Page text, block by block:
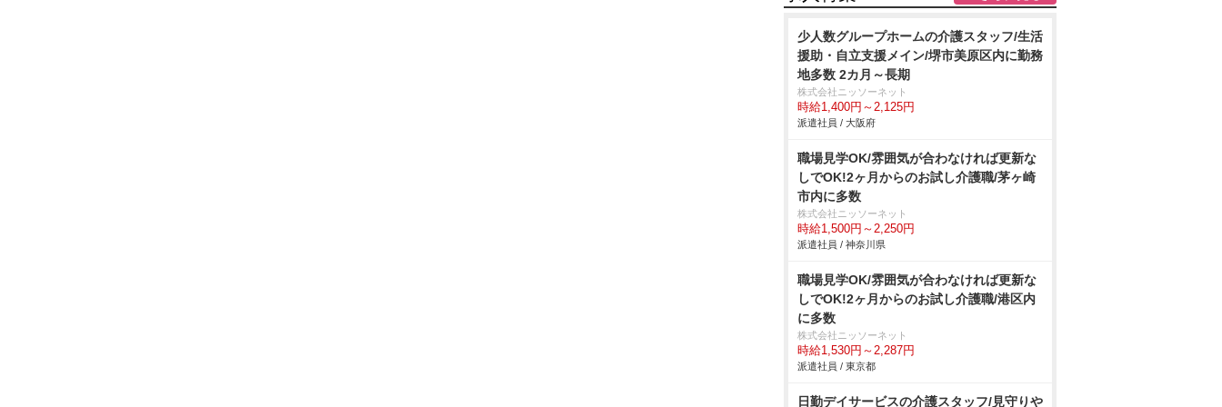
少人数グループホームの介護スタッフ/生活
援助・自立支援メイン/堺市美原区内に勤務
地多数 2カ月～長期
株式会社ニッソーネット
時給1,400円～2,125円
派遣社員 / 大阪府
職場見学OK/雰囲気が合わなければ更新な
しでOK!2ヶ月からのお試し介護職/茅ヶ崎
市内に多数
株式会社ニッソーネット
時給1,500円～2,250円
派遣社員 / 神奈川県
職場見学OK/雰囲気が合わなければ更新な
しでOK!2ヶ月からのお試し介護職/港区内
に多数
株式会社ニッソーネット
時給1,530円～2,287円
派遣社員 / 東京都
日勤デイサービスの介護スタッフ/見守り